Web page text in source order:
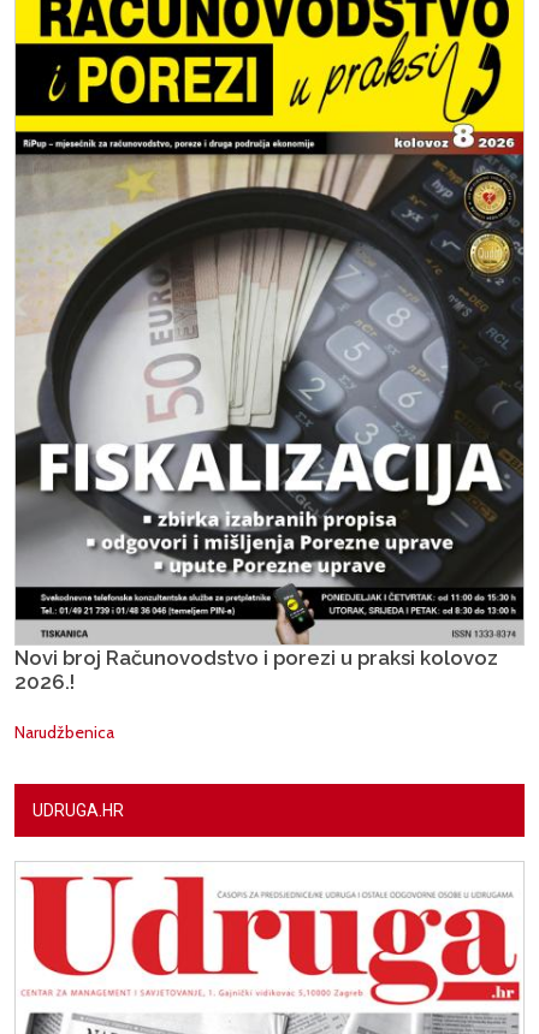
Novi broj Računovodstvo i porezi u praksi kolovoz
2026.!
Narudžbenica
UDRUGA.HR